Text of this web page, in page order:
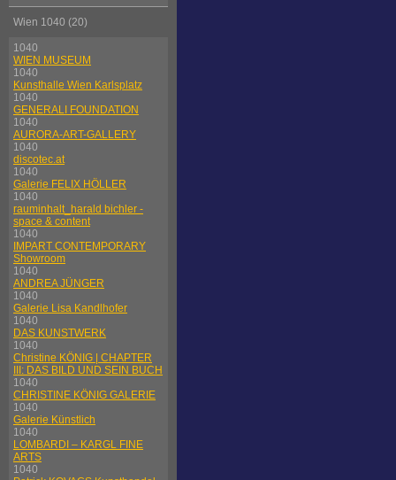
Wien 1040 (20)
1040
WIEN MUSEUM
1040
Kunsthalle Wien Karlsplatz
1040
GENERALI FOUNDATION
1040
AURORA-ART-GALLERY
1040
discotec.at
1040
Galerie FELIX HÖLLER
1040
rauminhalt_harald bichler -
space & content
1040
IMPART CONTEMPORARY
Showroom
1040
ANDREA JÜNGER
1040
Galerie Lisa Kandlhofer
1040
DAS KUNSTWERK
1040
Christine KÖNIG | CHAPTER
III: DAS BILD UND SEIN BUCH
1040
CHRISTINE KÖNIG GALERIE
1040
Galerie Künstlich
1040
LOMBARDI – KARGL FINE
ARTS
1040